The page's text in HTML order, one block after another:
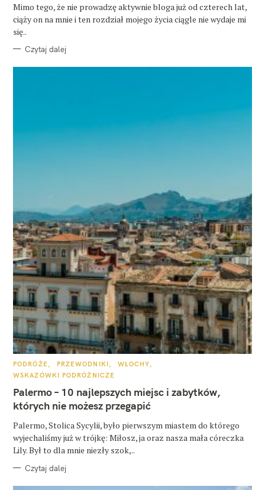
O
R
I
Mimo tego, że nie prowadzę aktywnie bloga już od czterech lat,
ciąży on na mnie i ten rozdział mojego życia ciągle nie wydaje mi
się..
Czytaj dalej
K
T
G
R
PODRÓŻE PRZEWODNIKI
WŁOCHY
WSKAZÓWKI PODRÓŻNICZE
Palermo – 10 najlepszych miejsc i zabytków,
których nie możesz przegapić
Palermo, Stolica Sycylii, było pierwszym miastem do którego
wyjechaliśmy już w trójkę: Miłosz, ja oraz nasza mała córeczka
Lily. Był to dla mnie niezły szok,..
Czytaj dalej